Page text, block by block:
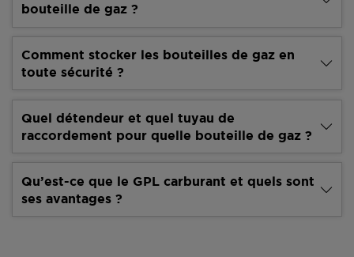
bouteille de gaz ?
Comment stocker les bouteilles de gaz en
toute sécurité ?
Quel détendeur et quel tuyau de
raccordement pour quelle bouteille de gaz ?
Qu’est-ce que le GPL carburant et quels sont
ses avantages ?